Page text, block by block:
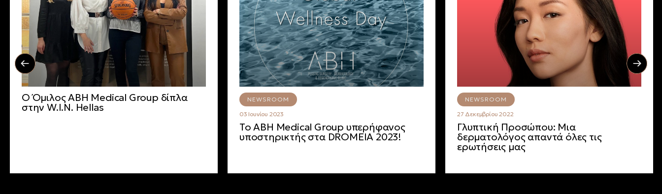
Ο Όμιλος ΑΒΗ Medical Group δίπλα
στην W.I.N. Hellas
NEWSROOM
03 Ιουνίου 2023
Το ABH Medical Group υπερήφανος
υποστηρικτής στα DROMEIA 2023!
NEWSROOM
27 Δεκεμβρίου 2022
Γλυπτική Προσώπου: Μια
δερματολόγος απαντά όλες τις
ερωτήσεις μας